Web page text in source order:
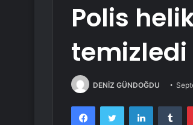
Polis
temizledi
DENİZ GÜNDOĞDU
FacebookTwitter LinkedIn